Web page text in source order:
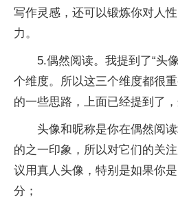
写作灵感，还可以锻炼你对人
力。
5.偶然阅读。我提到了“头
个维度。所以这三个维度都很
的一些思路，上面已经提到了，
头像和昵称是你在偶然阅
的之一印象，所以对它们的关
议用真人头像，特别是如果你
分；